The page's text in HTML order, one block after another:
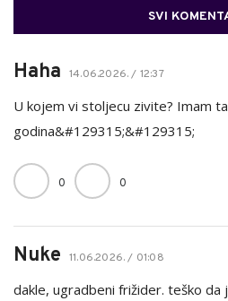
SVI
Haha 14.06.2026. / 12:37
U kojem vi stoljecu zivite? Imam
godina&#129315;&#129315;
0 0
Nuke 11.06.2026. / 01:08
dakle, ugradbeni frižider. teško da